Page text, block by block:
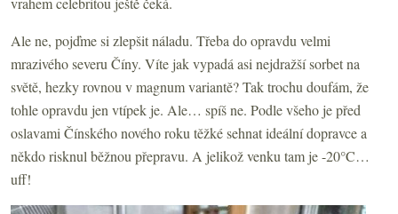
Ale ne, pojďme si zlepšit náladu. Třeba do opravdu velmi
mrazivého severu Číny. Víte jak vypadá asi nejdražší sorbet na
světě, hezky rovnou v magnum variantě? Tak trochu doufám, že
tohle opravdu jen vtípek je. Ale… spíš ne. Podle všeho je před
oslavami Čínského nového roku těžké sehnat ideální dopravce a
někdo risknul běžnou přepravu. A jelikož venku tam je -20°C…
uff!